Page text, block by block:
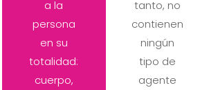
a la
persona
en su
totalidad:
cuerpo,
tanto, no
contienen
ningún
tipo de
agente